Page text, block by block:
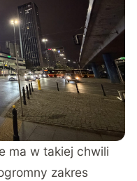
ma w takiej chwili
zakres